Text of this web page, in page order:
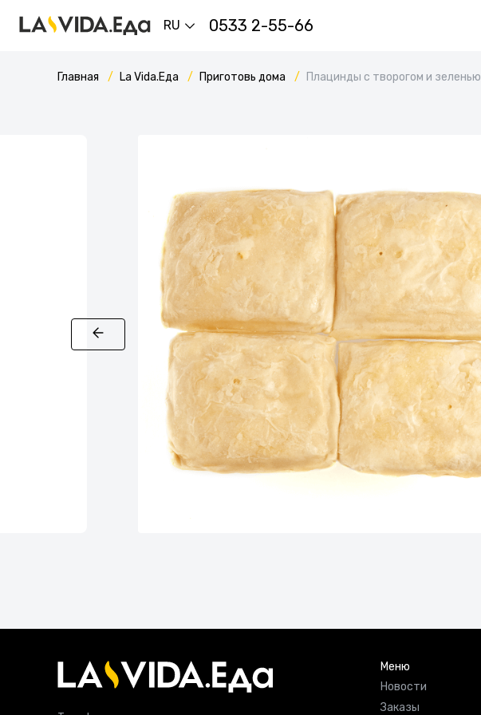
RU 0533 2-55-66
Главная La Vida.Еда Приготовь дома Плацинды с творогом и зеленью
Меню
Новости
Заказы